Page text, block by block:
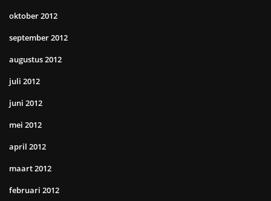
oktober 2012
september 2012
augustus 2012
juli 2012
juni 2012
mei 2012
april 2012
maart 2012
februari 2012